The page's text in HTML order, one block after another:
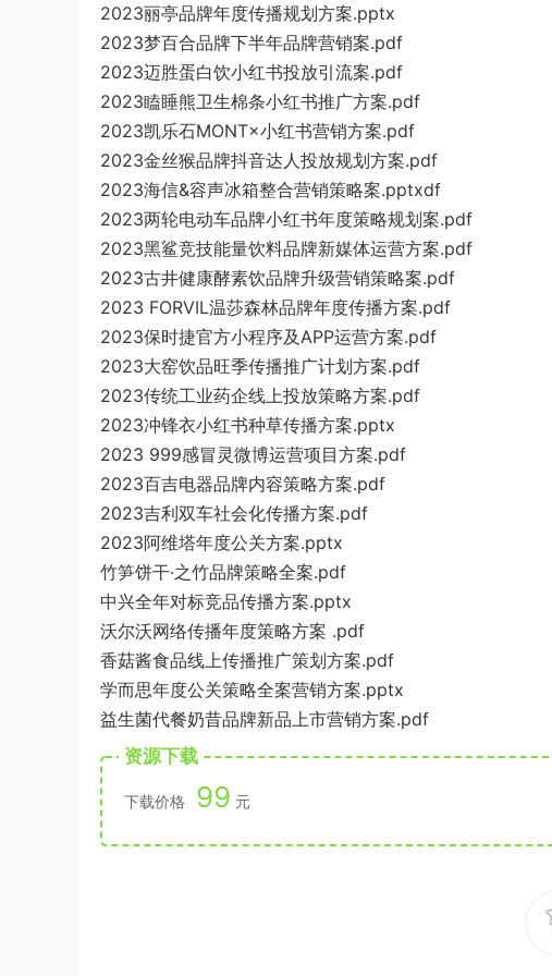
2023丽亭品牌年度传播规划方案.pptx
2023梦百合品牌下半年品牌营销案.pdf
2023迈胜蛋白饮小红书投放引流案.pdf
2023瞌睡熊卫生棉条小红书推广方案.pdf
2023凯乐石MONT×小红书营销方案.pdf
2023金丝猴品牌抖音达人投放规划方案.pdf
2023海信&容声冰箱整合营销策略案.pptxdf
2023两轮电动车品牌小红书年度策略规划案.pdf
2023黑鲨竞技能量饮料品牌新媒体运营方案.pdf
2023古井健康酵素饮品牌升级营销策略案.pdf
2023 FORVIL温莎森林品牌年度传播方案.pdf
2023保时捷官方小程序及APP运营方案.pdf
2023大窑饮品旺季传播推广计划方案.pdf
2023传统工业药企线上投放策略方案.pdf
2023冲锋衣小红书种草传播方案.pptx
2023 999感冒灵微博运营项目方案.pdf
2023百吉电器品牌内容策略方案.pdf
2023吉利双车社会化传播方案.pdf
2023阿维塔年度公关方案.pptx
竹笋饼干·之竹品牌策略全案.pdf
中兴全年对标竞品传播方案.pptx
沃尔沃网络传播年度策略方案 .pdf
香菇酱食品线上传播推广策划方案.pdf
学而思年度公关策略全案营销方案.pptx
益生菌代餐奶昔品牌新品上市营销方案.pdf
资源下载
下载价格 99 元